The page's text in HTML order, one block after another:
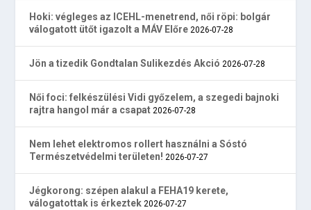
Hoki: végleges az ICEHL-menetrend, női röpi: bolgár
válogatott ütőt igazolt a MÁV Előre 2026-07-28
Jön a tizedik Gondtalan Sulikezdés Akció 2026-07-28
Női foci: felkészülési Vidi győzelem, a szegedi bajnoki
rajtra hangol már a csapat 2026-07-28
Nem lehet elektromos rollert használni a Sóstó
Természetvédelmi területen! 2026-07-27
Jégkorong: szépen alakul a FEHA19 kerete,
válogatottak is érkeztek 2026-07-27